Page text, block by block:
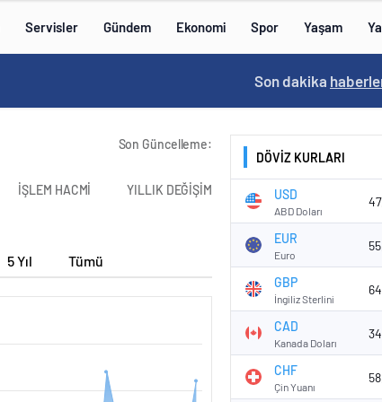
Servisler Gündem Ekonomi Spor Yaşam
16:09 /
Son dakika
Son Güncelleme:
İŞLEM HACMİ YILLIK DEĞİŞİM
5 Yıl Tümü
DÖVİZ KURLARI
USD
ABD Doları
EUR
Euro
GBP
İngiliz Sterlini
CAD
Kanada Doları
CHF
Çin Yuanı